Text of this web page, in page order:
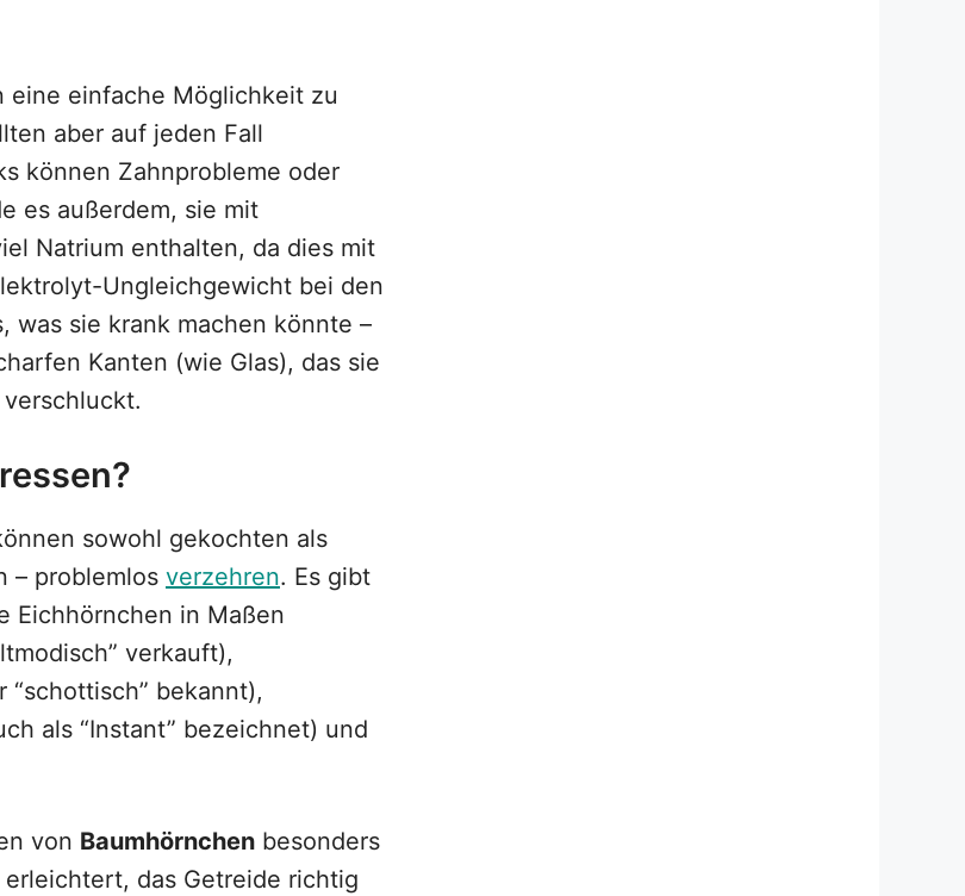
eine einfache Möglichkeit zu
aber auf jeden Fall
können Zahnprobleme oder
es außerdem, sie mit
Natrium enthalten, da dies mit
Ungleichgewicht bei den
was sie krank machen könnte –
Kanten (wie Glas), das sie
sowohl gekochten als
– problemlos verzehren. Es gibt
Eichhörnchen in Maßen
verkauft),
“schottisch” bekannt),
als “Instant” bezeichnet) und
von Baumhörnchen besonders
das Getreide richtig